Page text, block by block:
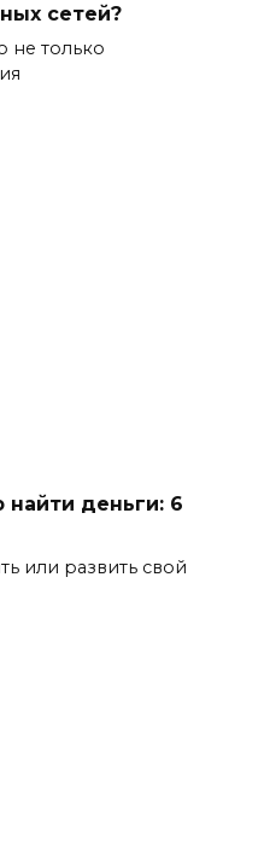
сетей?
не только
деньги: 6
или развить свой